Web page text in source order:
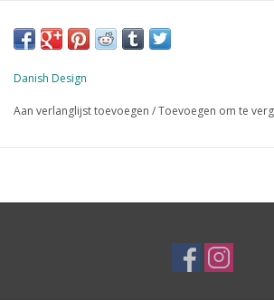
Danish Design
Aan verlanglijst toevoegen /Toevoegen om te